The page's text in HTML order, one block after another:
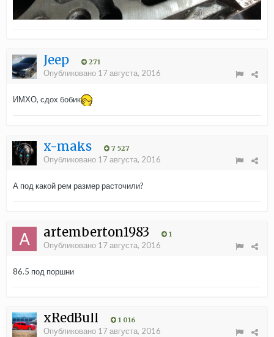
Jeep 271
Опубликовано 17 августа, 2016
ИМХО, сдох бобик
x-maks 7 527
Опубликовано 17 августа, 2016
А под какой рем размер расточили?
artemberton1983 1
Опубликовано 17 августа, 2016
86.5 под поршни
xRedBull 1 016
Опубликовано 17 августа, 2016